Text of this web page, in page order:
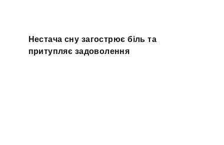
Нестача сну загострює біль та
притупляє задоволення